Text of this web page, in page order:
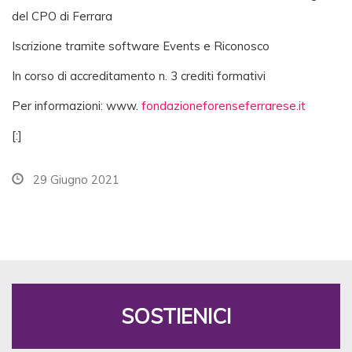
del CPO di Ferrara
Iscrizione tramite software Events e Riconosco
In corso di accreditamento n. 3 crediti formativi
Per informazioni: www. fondazioneforenseferrarese.it
[:]
29 Giugno 2021
SOSTIENICI